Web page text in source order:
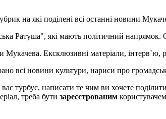
на які поділені всі останні новини
Ратуша", які мають політичний
Мукачева. Ексклюзивні матеріали,
всі новини культури, нариси про
турбує, написати те чим ви хочете
треба бути зареєстрованим